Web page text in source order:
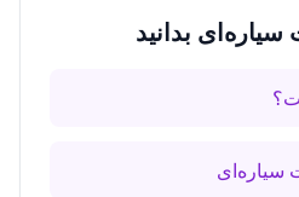
بدانید
سیاره‌ای